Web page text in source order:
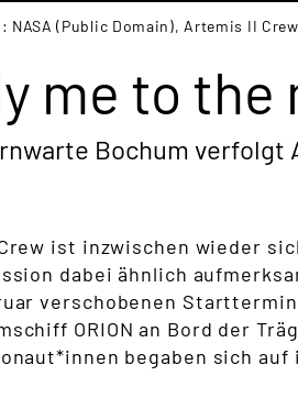
NASA (Public Domain), Artemis II
me to the
Bochum verfolgt
ist inzwischen wieder
dabei ähnlich
verschobenen
ORION an Bord der
begaben sich auf